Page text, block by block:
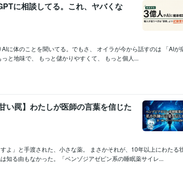
に相談してる。これ、ヤバくな
に体のことを聞いてる。でもさ、 オイラが今から話すのは 「AIが
と地味で、 もっと儲かりやすくて、 もっと個人...
い罠】わたしが医師の言葉を信じた
よ」と手渡された、小さな薬。 まさかそれが、10年以上にわたる
知る由もなかった。「ベンゾジアゼピン系の睡眠薬サイレ...